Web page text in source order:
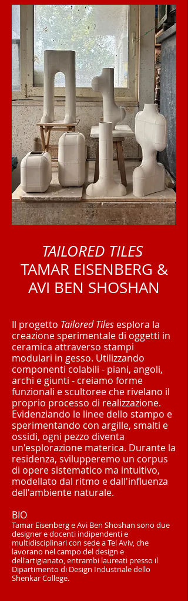
TAILORED TILES
TAMAR EISENBERG &
AVI BEN SHOSHAN
Il progetto Tailored Tiles esplora la
creazione sperimentale di oggetti in
ceramica attraverso stampi
modulari in gesso. Utilizzando
componenti colabili - piani, angoli,
archi e giunti - creiamo forme
funzionali e scultoree che rivelano il
proprio processo di realizzazione.
Evidenziando le linee dello stampo e
sperimentando con argille, smalti e
ossidi, ogni pezzo diventa
un'esplorazione materica. Durante la
residenza, svilupperemo un corpus
di opere sistematico ma intuitivo,
modellato dal ritmo e dall'influenza
dell'ambiente naturale.
BIO
Tamar Eisenberg e Avi Ben Shoshan sono due
designer e docenti indipendenti e
multidisciplinari con sede a Tel Aviv, che
lavorano nel campo del design e
dell'artigianato, entrambi laureati presso il
Dipartimento di Design Industriale dello
Shenkar College.